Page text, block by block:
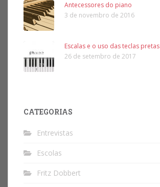
Antecessores do piano
3 de novembro de 2016
Escalas e o uso das teclas pretas
26 de setembro de 2017
CATEGORIAS
Entrevistas
Escolas
Fritz Dobbert